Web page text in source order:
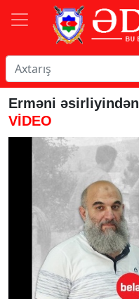
Erməni əsirliyindən
VİDEO